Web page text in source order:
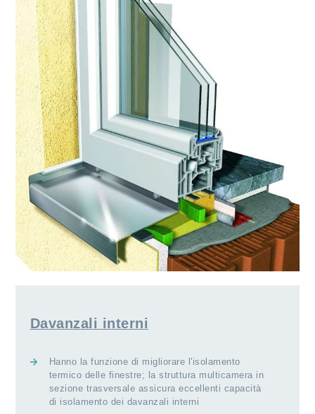
Davanzali interni
Hanno la funzione di migliorare l'isolamento
termico delle finestre; la struttura multicamera in
sezione trasversale assicura eccellenti capacità
di isolamento dei davanzali interni